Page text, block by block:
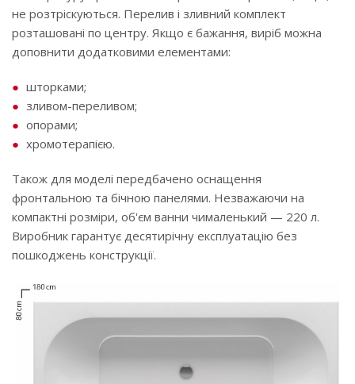
не розтріскуються. Перелив і зливний комплект
розташовані по центру. Якщо є бажання, виріб можна
доповнити додатковими елементами:
шторками;
зливом-переливом;
опорами;
хромотерапією.
Також для моделі передбачено оснащення
фронтальною та бічною панелями. Незважаючи на
компактні розміри, об'єм ванни чималенький — 220 л.
Виробник гарантує десятирічну експлуатацію без
пошкоджень конструкції.